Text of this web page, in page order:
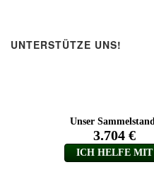
UNTERSTÜTZE UNS!